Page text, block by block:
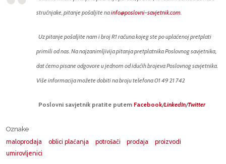
stručnjake, pitanje pošaljite nainfo@poslovni-savjetnik.com
Uz pitanje pošaljite nam i broj R1 računa kojeg ste po uplaćenoj pretplati
primili od nas. Na najzanimljivija pitanja pretplatnika Poslovnog savjetnika,
dat ćemo pisane odgovore u jednom od idućih brojeva Poslovnog savjetnika.
Više informacija možete dobiti na broju telefona 01 49 21 742
Poslovni savjetnik pratite putem Facebook/LinkedIn/Twitter
Oznake
maloprodaja
oblici plaćanja potrošači prodaja
proizvodi
umirovljenici